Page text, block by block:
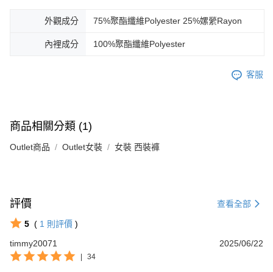
外觀成分 75%聚酯纖維Polyester 25%嫘縈Rayon
內裡成分 100%聚酯纖維Polyester
客服
商品相關分類 (1)
Outlet商品 Outlet女裝 女裝 西裝褲
評價 查看全部
5 ( 1 則評價 )
timmy20071
2025/06/22
| 34